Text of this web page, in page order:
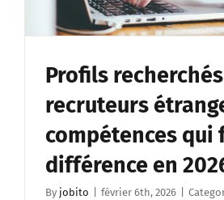
Profils
recruteurs
compétences qui
différence en
By jobito février 6th, 2026